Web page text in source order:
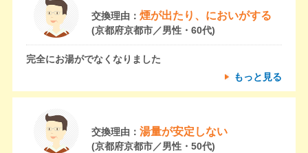
交換理由： 煙が出たり、においがする
(京都府京都市／男性・60代)
完全にお湯がでなくなりました
もっと見る
交換理由： 湯量が安定しない
(京都府京都市／男性・50代)